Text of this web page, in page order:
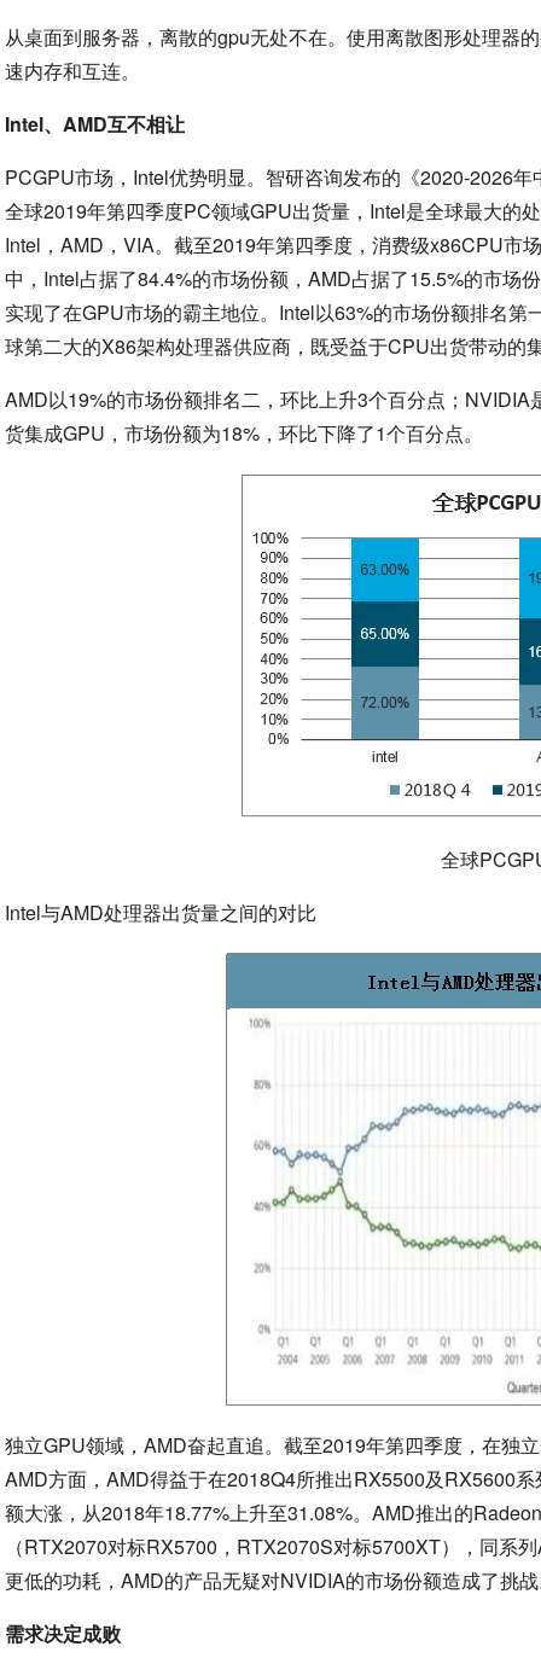
从桌面到服务器，离散的gpu无处不在。使用离散图形处理器
速内存和互连。
Intel、AMD互不相让
PCGPU市场，Intel优势明显。智研咨询发布的《2020-2026
全球2019年第四季度PC领域GPU出货量，Intel是全球最大的
Intel，AMD，VIA。截至2019年第四季度，消费级x86CPU市
中，Intel占据了84.4%的市场份额，AMD占据了15.5%的市场
实现了在GPU市场的霸主地位。Intel以63%的市场份额排名
球第二大的X86架构处理器供应商，既受益于CPU出货带动
AMD以19%的市场份额排名二，环比上升3个百分点；
货集成GPU，市场份额为18%，环比下降了1个百分点。
全球
Intel与AMD处理器出货量之间的对比
独立GPU领域，AMD奋起直追。截至2019年第四季度，在独
AMD方面，AMD得益于在2018Q4所推出RX5500及RX5600
额大涨，从2018年18.77%上升至31.08%。AMD推出的
（RTX2070对标RX5700，RTX2070S对标5700XT），同系
更低的功耗，AMD的产品无疑对NVIDIA的市场份额造成了挑
需求决定成败